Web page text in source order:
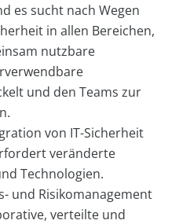
es sucht nach Wegen
in allen Bereichen,
nutzbare
und den Teams zur
von IT-Sicherheit
veränderte
Technologien.
und Risikomanagement
verteilte und